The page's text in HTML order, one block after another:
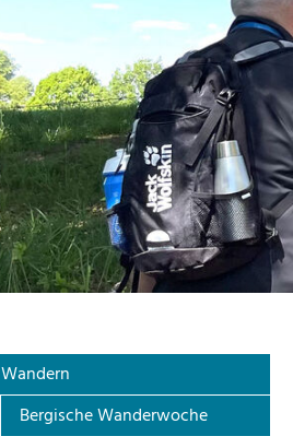
Wandern
Bergische Wanderwoche